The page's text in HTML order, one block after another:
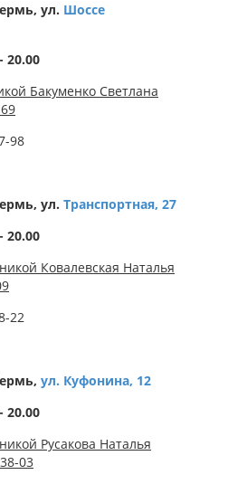
ул. Шоссе
20.00
Бакуменко Светлана
98
ул. Транспортная, 27
20.00
Ковалевская Наталья
22
ул. Куфонина, 12
20.00
Русакова Наталья
03